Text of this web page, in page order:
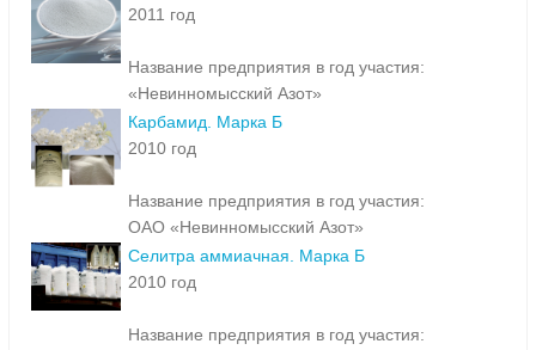
2011 год
Название предприятия в год участия:
«Невинномысский Азот»
Карбамид. Марка Б
2010 год
Название предприятия в год участия:
ОАО «Невинномысский Азот»
Селитра аммиачная. Марка Б
2010 год
Название предприятия в год участия: